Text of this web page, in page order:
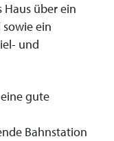
über ein
ein
und
gute
Bahnstation